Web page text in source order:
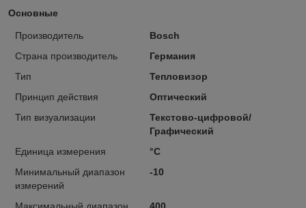
Основные
Производитель
Bosch
Страна производитель
Германия
Тип
Тепловизор
Принцип действия
Оптический
Тип визуализации
Текстово-цифровой/
Графический
Единица измерения
°С
Минимальный диапазон
измерений
-10
Максимальный диапазон 400